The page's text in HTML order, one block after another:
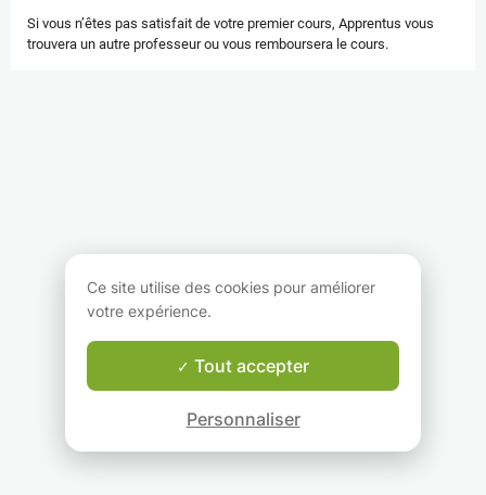
Si vous n’êtes pas satisfait de votre premier cours, Apprentus vous
trouvera un autre professeur ou vous remboursera le cours.
Ce site utilise des cookies pour améliorer
votre expérience.
Tout accepter
Personnaliser